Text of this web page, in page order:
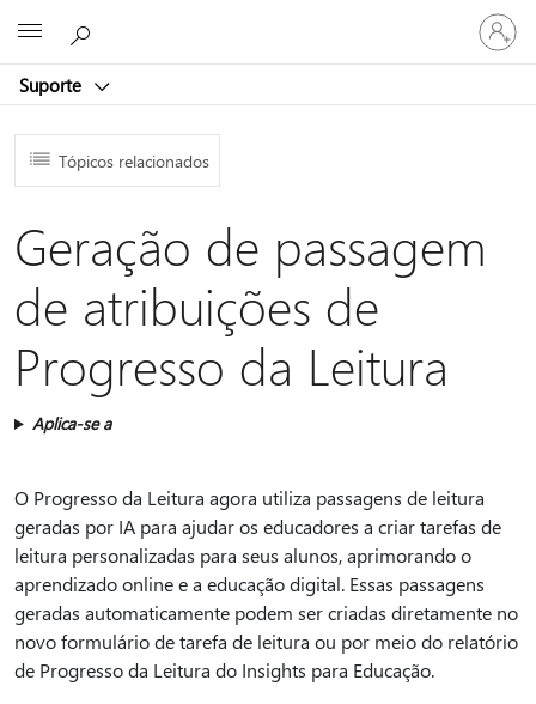
Suporte
Entre
em
sua
Tópicos relacionados
Geração de passagem
de atribuições de
Progresso da Leitura
Aplica-se a
O Progresso da Leitura agora utiliza passagens de leitura
geradas por IA para ajudar os educadores a criar tarefas de
leitura personalizadas para seus alunos, aprimorando o
aprendizado online e a educação digital. Essas passagens
geradas automaticamente podem ser criadas diretamente no
novo formulário de tarefa de leitura ou por meio do relatório
de Progresso da Leitura do Insights para Educação.